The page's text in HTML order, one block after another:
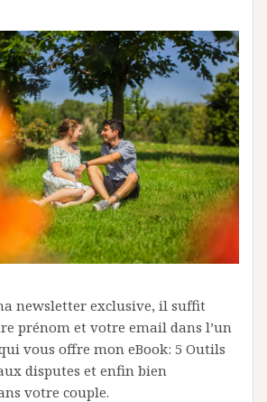
newsletter exclusive, il suffit
prénom et votre email dans l’un
vous offre mon eBook: 5 Outils
disputes et enfin bien
votre couple.